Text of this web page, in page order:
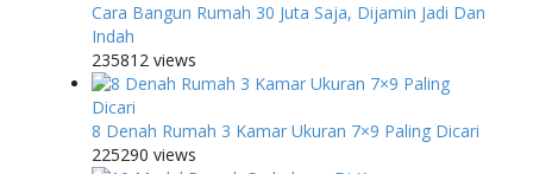
Cara Bangun Rumah 30 Juta Saja, Dijamin Jadi Dan
Indah
235812 views
8 Denah Rumah 3 Kamar Ukuran 7×9 Paling Dicari
225290 views